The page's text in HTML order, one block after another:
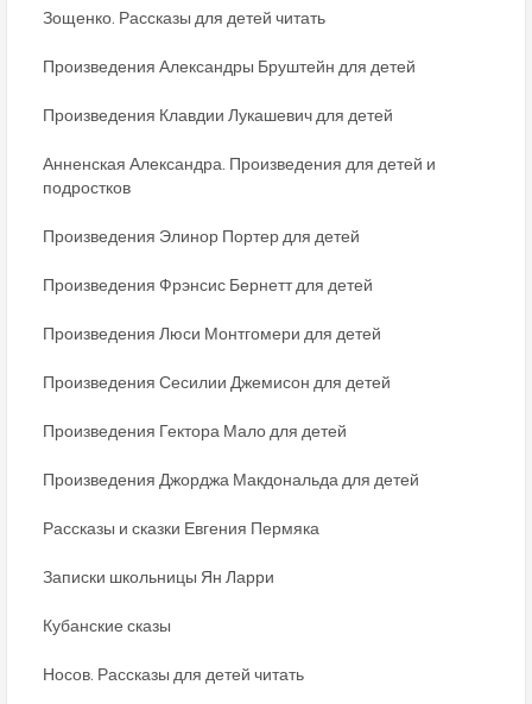
Зощенко. Рассказы для детей читать
Произведения Александры Бруштейн для детей
Произведения Клавдии Лукашевич для детей
Анненская Александра. Произведения для детей и
подростков
Произведения Элинор Портер для детей
Произведения Фрэнсис Бернетт для детей
Произведения Люси Монтгомери для детей
Произведения Сесилии Джемисон для детей
Произведения Гектора Мало для детей
Произведения Джорджа Макдональда для детей
Рассказы и сказки Евгения Пермяка
Записки школьницы Ян Ларри
Кубанские сказы
Носов. Рассказы для детей читать